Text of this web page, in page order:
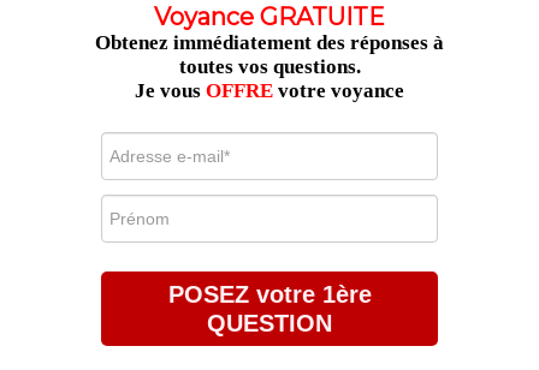
Voyance GRATUITE
Obtenez immédiatement des réponses à
toutes vos questions.
Je vousOFFRE votre voyance
POSEZ votre 1ère
QUESTION